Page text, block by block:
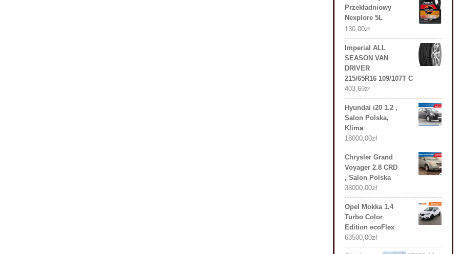
Przekładniowy
Nexplore 5L
130,00zł
Imperial ALL
SEASON VAN
DRIVER
215/65R16 109/107T C
403,69zł
Hyundai i20 1.2 ,
Salon Polska,
Klima
18000,00zł
Chrysler Grand
Voyager 2.8 CRD
, Salon Polska
38000,00zł
Opel Mokka 1.4
Turbo Color
Edition ecoFlex
63500,00zł